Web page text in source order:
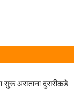
सुरू असताना दुसरीकडे